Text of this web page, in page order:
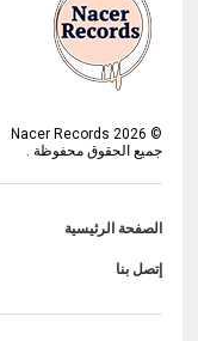
©
2026
جميع الحقوق محفوظة .
الصفحة الرئيسية
إتصل بنا